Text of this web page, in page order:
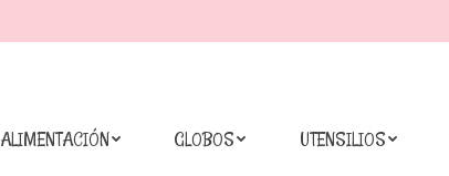
ALIMENTACIÓN GLOBOS UTENSILIOS